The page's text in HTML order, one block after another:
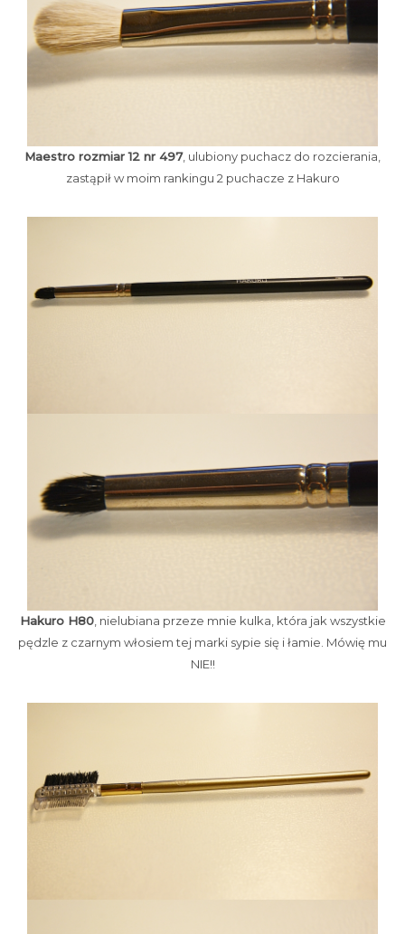
Maestro rozmiar 12 nr 497, ulubiony puchacz do rozcierania,
zastąpił w moim rankingu 2 puchacze z Hakuro
Hakuro H80, nielubiana przeze mnie kulka, która jak wszystkie
pędzle z czarnym włosiem tej marki sypie się i łamie. Mówię mu
NIE!!